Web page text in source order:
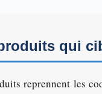
qui
reprennent les